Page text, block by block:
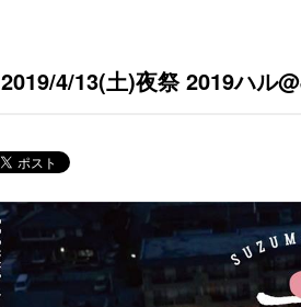
2019/4/13(土)夜祭 2019ハル